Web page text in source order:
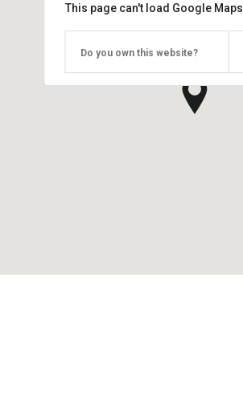
This page can't load Google
Do you own this website?